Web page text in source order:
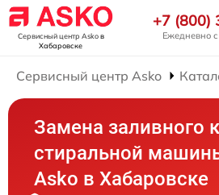
Сервисный центр Askoв
Хабаровске
+7 (800)
Ежедневно
Сервисный центр Asko
Замена заливного
стиральной
Asko в Хабаровске